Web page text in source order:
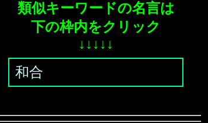
類似キーワードの名言は
下の枠内をクリック
↓↓↓↓↓
和合